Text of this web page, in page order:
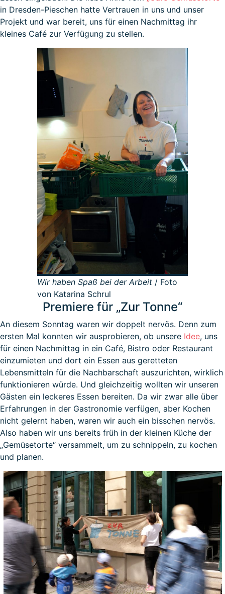
in Dresden-Pieschen hatte Vertrauen in uns und unser
Projekt und war bereit, uns für einen Nachmittag ihr
kleines Café zur Verfügung zu stellen.
Wir haben Spaß bei der Arbeit / Foto
von Katarina Schrul
Premiere für „Zur Tonne“
An diesem Sonntag waren wir doppelt nervös. Denn zum
ersten Mal konnten wir ausprobieren, ob unsere Idee, uns
für einen Nachmittag in ein Café, Bistro oder Restaurant
einzumieten und dort ein Essen aus geretteten
Lebensmitteln für die Nachbarschaft auszurichten, wirklich
funktionieren würde. Und gleichzeitig wollten wir unseren
Gästen ein leckeres Essen bereiten. Da wir zwar alle über
Erfahrungen in der Gastronomie verfügen, aber Kochen
nicht gelernt haben, waren wir auch ein bisschen nervös.
Also haben wir uns bereits früh in der kleinen Küche der
„Gemüsetorte“ versammelt, um zu schnippeln, zu kochen
und planen.